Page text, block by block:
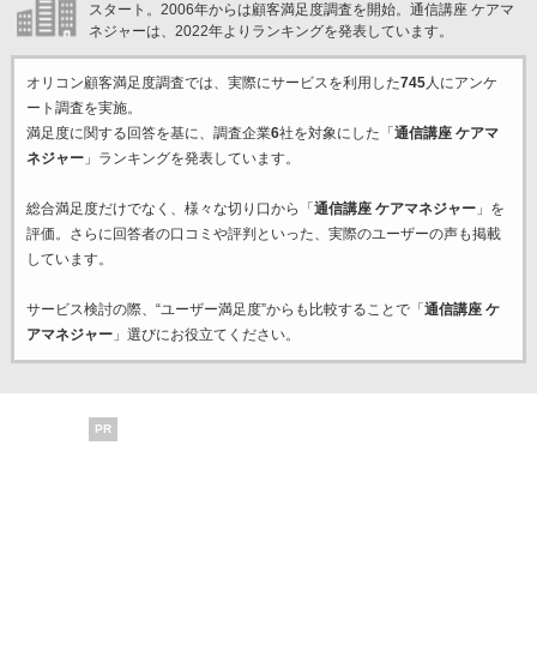
スタート。2006年からは顧客満足度調査を開始。通信講座 ケアマ
ネジャーは、2022年よりランキングを発表しています。
オリコン顧客満足度調査では、実際にサービスを利用した745人にアンケ
ート調査を実施。
満足度に関する回答を基に、調査企業6社を対象にした「 通信講座 ケアマ
ネジャー」ランキングを発表しています。
総合満足度だけでなく、様々な切り口から「 通信講座 ケアマネジャー」を
評価。さらに回答者の口コミや評判といった、実際のユーザーの声も掲載
しています。
サービス検討の際、“ユーザー満足度”からも比較することで「 通信講座 ケ
アマネジャー」選びにお役立てください。
PR